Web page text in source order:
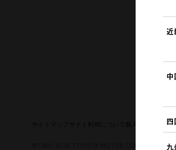
近
中
四
九
トヨタ
サイト利用について 個人情報の取扱い
©1995-2026 TOYOTA MOTOR CORPORATION.